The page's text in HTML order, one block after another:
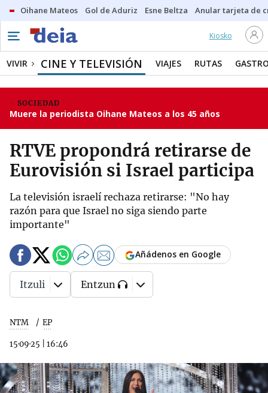
Oihane Mateos Gol de Aduriz Esne Beltza Anular tarjeta de
Kiosko
VIVIR CINE Y TELEVISIÓN VIAJES RUTAS
SOCIEDAD
Muere la periodista Oihane Mateos a los 45 años
RTVE propondrá retirarse de
Eurovisión si Israel participa
La televisión israelí rechaza retirarse: "No hay
razón para que Israel no siga siendo parte
importante"
NTM EP
15·09·25 16:46
Añádenos en Google
Itzuli Entzun